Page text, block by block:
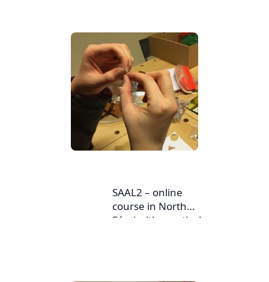
SAAL2 – online
course in North
Sámi with practical